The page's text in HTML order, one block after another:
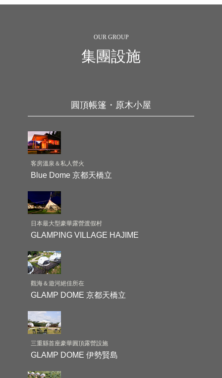
OUR GROUP
集團設施
圓頂帳篷・原木小屋
客房溫泉＆私人營火
Blue Dome 京都天橋立
日本最大型豪華露營渡假村
GLAMPING VILLAGE HAJIME
觀海＆遊河絕佳所在
GLAMP DOME 京都天橋立
三重縣首座豪華圓頂露營設施
GLAMP DOME 伊勢賢島